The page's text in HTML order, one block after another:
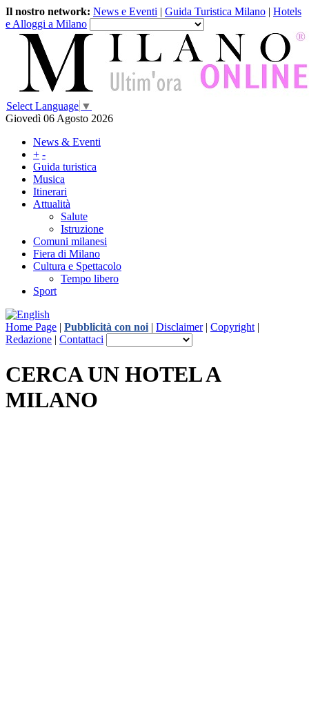
Il nostro network: News e Eventi | Guida Turistica Milano | Hotels
e Alloggi a Milano
Select Language ▼
Giovedì 06 Agosto 2026
News & Eventi
+ -
Guida turistica
Musica
Itinerari
Attualità
Salute
Istruzione
Comuni milanesi
Fiera di Milano
Cultura e Spettacolo
Tempo libero
Sport
Home Page | Pubblicità con noi | Disclaimer| Copyright |
Redazione | Contattaci
CERCA UN HOTEL A
MILANO